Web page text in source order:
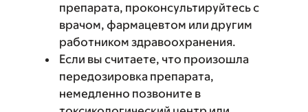
препарата, проконсультируйтесь с
врачом, фармацевтом или другим
работником здравоохранения.
Если вы считаете, что произошла
передозировка препарата,
немедленно позвоните в